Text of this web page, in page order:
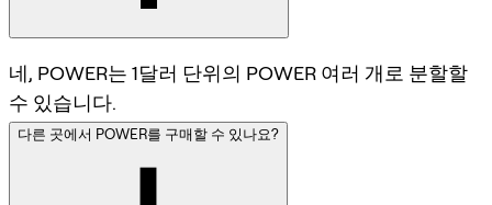
네, POWER는 1달러 단위의 POWER 여러 개로 분할할
수 있습니다.
다른 곳에서 POWER를 구매할 수 있나요?